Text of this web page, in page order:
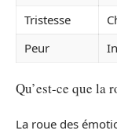
Tristesse
Peur
Qu’est-ce que la
La roue des